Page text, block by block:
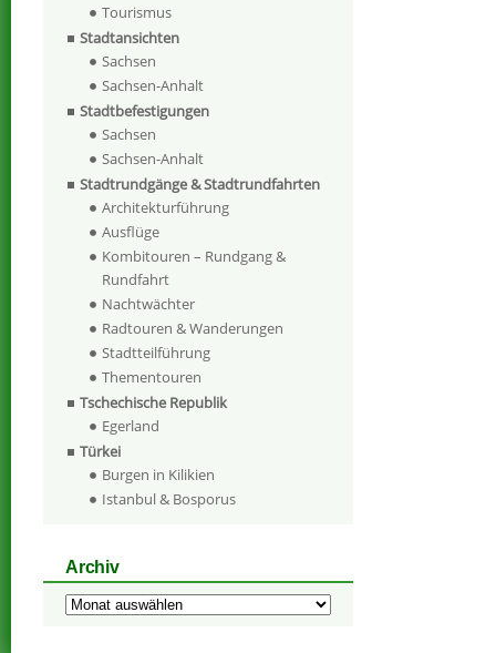
Tourismus
Stadtansichten
Sachsen
Sachsen-Anhalt
Stadtbefestigungen
Sachsen
Sachsen-Anhalt
Stadtrundgänge & Stadtrundfahrten
Architekturführung
Ausflüge
Kombitouren – Rundgang &
Rundfahrt
Nachtwächter
Radtouren & Wanderungen
Stadtteilführung
Thementouren
Tschechische Republik
Egerland
Türkei
Burgen in Kilikien
Istanbul & Bosporus
Archiv
Archiv